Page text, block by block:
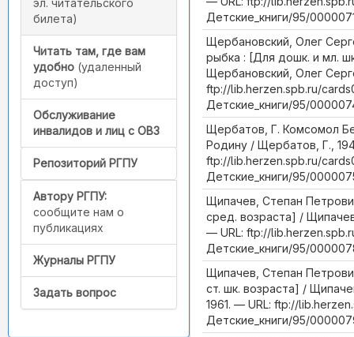
эл. читательского
билета)
Читать там, где вам
удобно (удаленный
доступ)
Обслуживание
инвалидов и лиц с ОВЗ
Репозиторий РГПУ
Автору РГПУ:
сообщите нам о
публикациях
Журналы РГПУ
Задать вопрос
Детские_книги/95/
Щербановский, Олег
рыбка : [Для дошк. и мл.
Щербановский, Олег
ftp://lib.herzen.spb.ru/
Детские_книги/95/
Щербатов, Г. Комсомол
Родину / Щербатов, Г.,
ftp://lib.herzen.spb.ru/
Детские_книги/95/
Щипачев, Степан
сред. возраста] /
— URL: ftp://
Детские_книги/95/
Щипачев, Степан
ст. шк. возраста] /
1961. — URL: ftp://
Детские_книги/95/